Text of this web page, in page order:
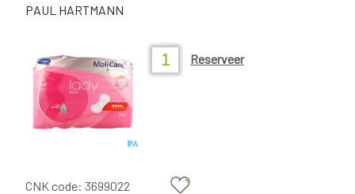
PAUL HARTMANN
Reserveer
CNK code: 3699022